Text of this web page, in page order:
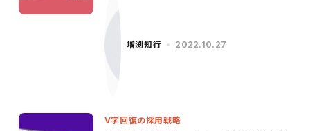
増渕知行 2022.10.27
V字回復の採用戦略